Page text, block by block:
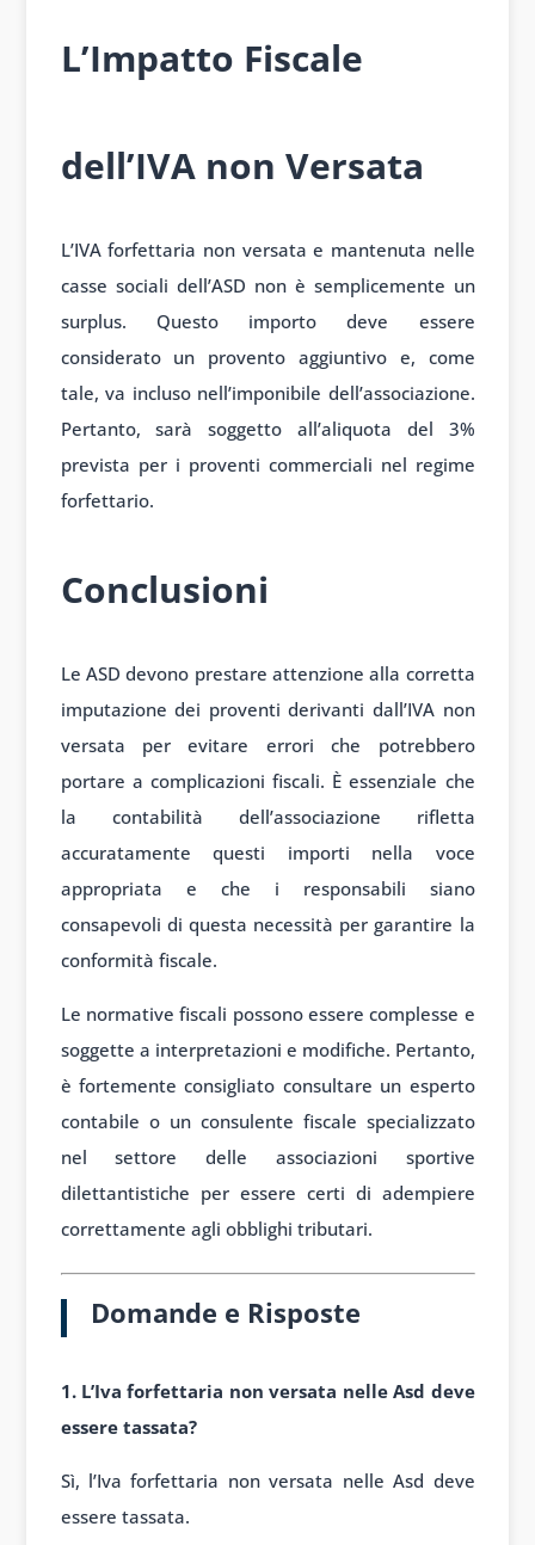
L’Impatto Fiscale
dell’IVA non Versata
L’IVA forfettaria non versata e mantenuta nelle
casse sociali dell’ASD non è semplicemente un
surplus. Questo importo deve essere
considerato un provento aggiuntivo e, come
tale, va incluso nell’imponibile dell’associazione.
Pertanto, sarà soggetto all’aliquota del 3%
prevista per i proventi commerciali nel regime
forfettario.
Conclusioni
Le ASD devono prestare attenzione alla corretta
imputazione dei proventi derivanti dall’IVA non
versata per evitare errori che potrebbero
portare a complicazioni fiscali. È essenziale che
la contabilità dell’associazione rifletta
accuratamente questi importi nella voce
appropriata e che i responsabili siano
consapevoli di questa necessità per garantire la
conformità fiscale.
Le normative fiscali possono essere complesse e
soggette a interpretazioni e modifiche. Pertanto,
è fortemente consigliato consultare un esperto
contabile o un consulente fiscale specializzato
nel settore delle associazioni sportive
dilettantistiche per essere certi di adempiere
correttamente agli obblighi tributari.
Domande e Risposte
1. L’Iva forfettaria non versata nelle Asd deve
essere tassata?
Sì, l’Iva forfettaria non versata nelle Asd deve
essere tassata.